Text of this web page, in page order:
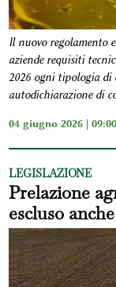
Il nuovo regolamento
aziende requisiti
2026 ogni tipologia di
autodichiarazione di
04 giugno 2026 | 09:00
LEGISLAZIONE
Prelazione
escluso